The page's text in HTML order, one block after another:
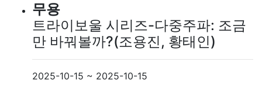
무용
트라이보울 시리즈-다중주파: 조금
만 바꿔볼까?(조용진, 황태인)
2025-10-15 ~ 2025-10-15